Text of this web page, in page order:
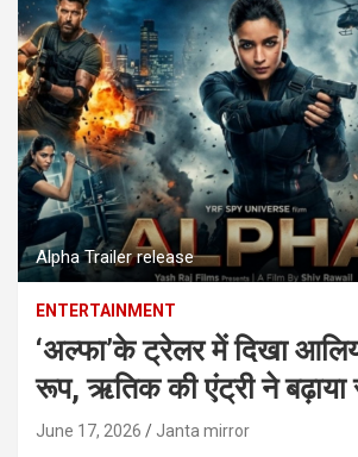
Alpha Trailer release
ENTERTAINMENT
‘अल्फा’के ट्रेलर में दिखा
रूप, ऋतिक की एंट्री ने बढ़ाया
June 17, 2026 Janta mirror